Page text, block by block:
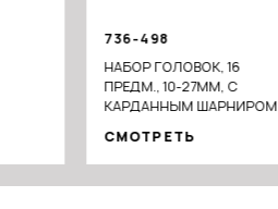
736-498
НАБОР ГОЛОВОК, 16
ПРЕДМ., 10-27ММ, С
КАРДАННЫМ ШАРНИРОМ
СМОТРЕТЬ